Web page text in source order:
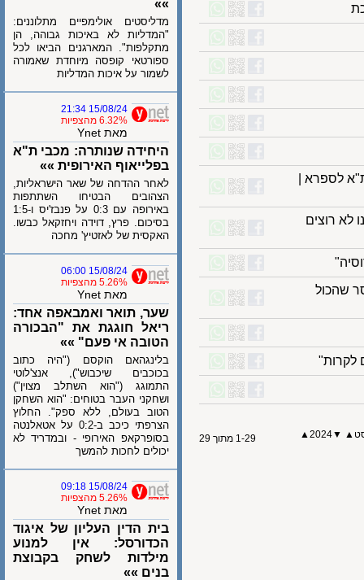
לספרא |
רוצים
▼
2024
▲ 1-29 מתוך 29
מדליסטים אולימפיים מתלוננים:
"המדליות לא באיכות גבוהה, הן
מתקלפות". המארגנים הביאו לכל
ספורטאי קופסה מיוחדת שאמורה
לשמור על איכות המדליות
15/08/24 21:34
6.32% מהצפיות
מאת Ynet
היחידה שנותרה: מכבי ת"א
בפלייאוף האירופית »»
לאחר ההדחה של שאר הישראליות,
הצהובים הבטיחו השתתפות
באירופה עם 0:3 על פנבז'יס ו-1:5
בסיכום. פרץ, דוידה ויחזקאל כבשו.
האקסית של לאזטיץ' מחכה
15/08/24 06:00
5.26% מהצפיות
מאת Ynet
שער, תואר ואמבאפה אחד:
ריאל חוגגת את "הבכורה
הטובה אי פעם" »»
בלינגהאם הוקסם ("היה כתוב
בכוכבים שיכבוש"), אנצ'לוטי
התמוגג ("הוא השתלב מצוין")
ושחקני העבר בטוחים: "הוא השחקן
הטוב בעולם, ללא ספק". החלוץ
הצרפתי כיכב ב-0:2 על אטאלנטה
בסופרקאפ האירופי - ובמדריד לא
יכולים לחכות להמשך
15/08/24 09:18
5.26% מהצפיות
מאת Ynet
בית הדין העליון של איגוד
הכדורסל: אין למנוע
מילדות לשחק בקבוצת
בנים »»